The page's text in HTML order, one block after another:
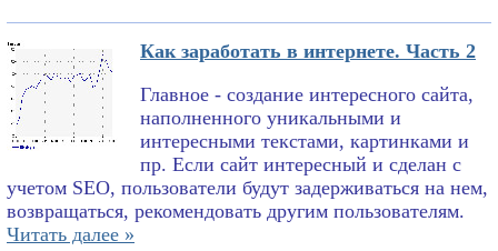
Как заработать в интернете. Часть 2
Главное - создание интересного сайта,
наполненного уникальными и
интересными текстами, картинками и
пр. Если сайт интересный и сделан с
учетом SEO, пользователи будут задерживаться на нем,
возвращаться, рекомендовать другим пользователям.
Читать далее »